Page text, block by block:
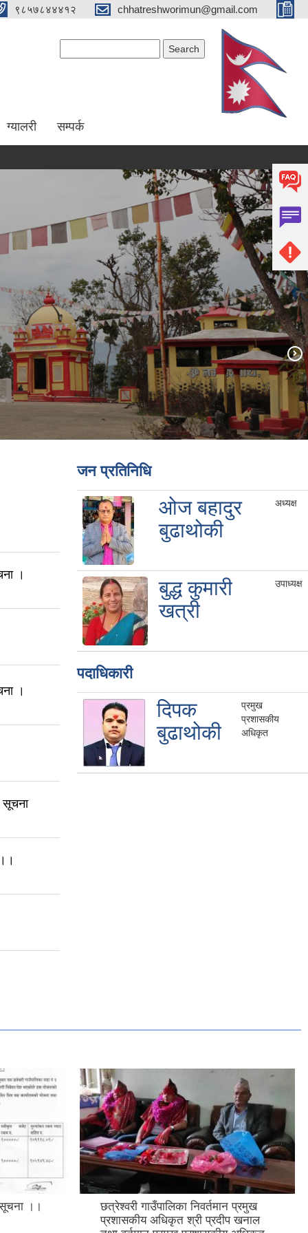
९८५७८४४४१२ chhatreshworimun@gmail.com
ग्यालरी सम्पर्क
।
।
सूचना
जन प्रतिनिधि
ओज बहादुर
बुढाथोकी
अध्यक्ष
बुद्ध कुमारी
खत्री
उपाध्यक्ष
पदाधिकारी
दिपक
बुढाथोकी
प्रमुख
प्रशासकीय
अधिकृत
सूचना ।।
छत्रेश्वरी गाउँपालिका निवर्तमान प्रमुख
प्रशासकीय अधिकृत श्री प्रदीप खनाल